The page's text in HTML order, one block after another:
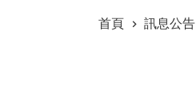
首頁
訊息公告